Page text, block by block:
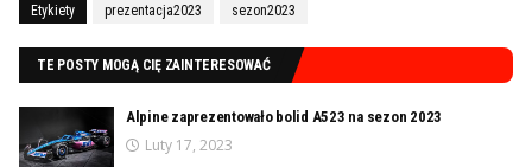
Etykiety prezentacja2023 sezon2023
TE POSTY MOGĄ CIĘ ZAINTERESOWAĆ
Alpine zaprezentowało bolid A523 na sezon 2023
Luty 17, 2023